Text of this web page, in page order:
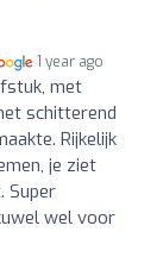
1 year ago
met
schitterend
Rijkelijk
je ziet
Super
wel voor